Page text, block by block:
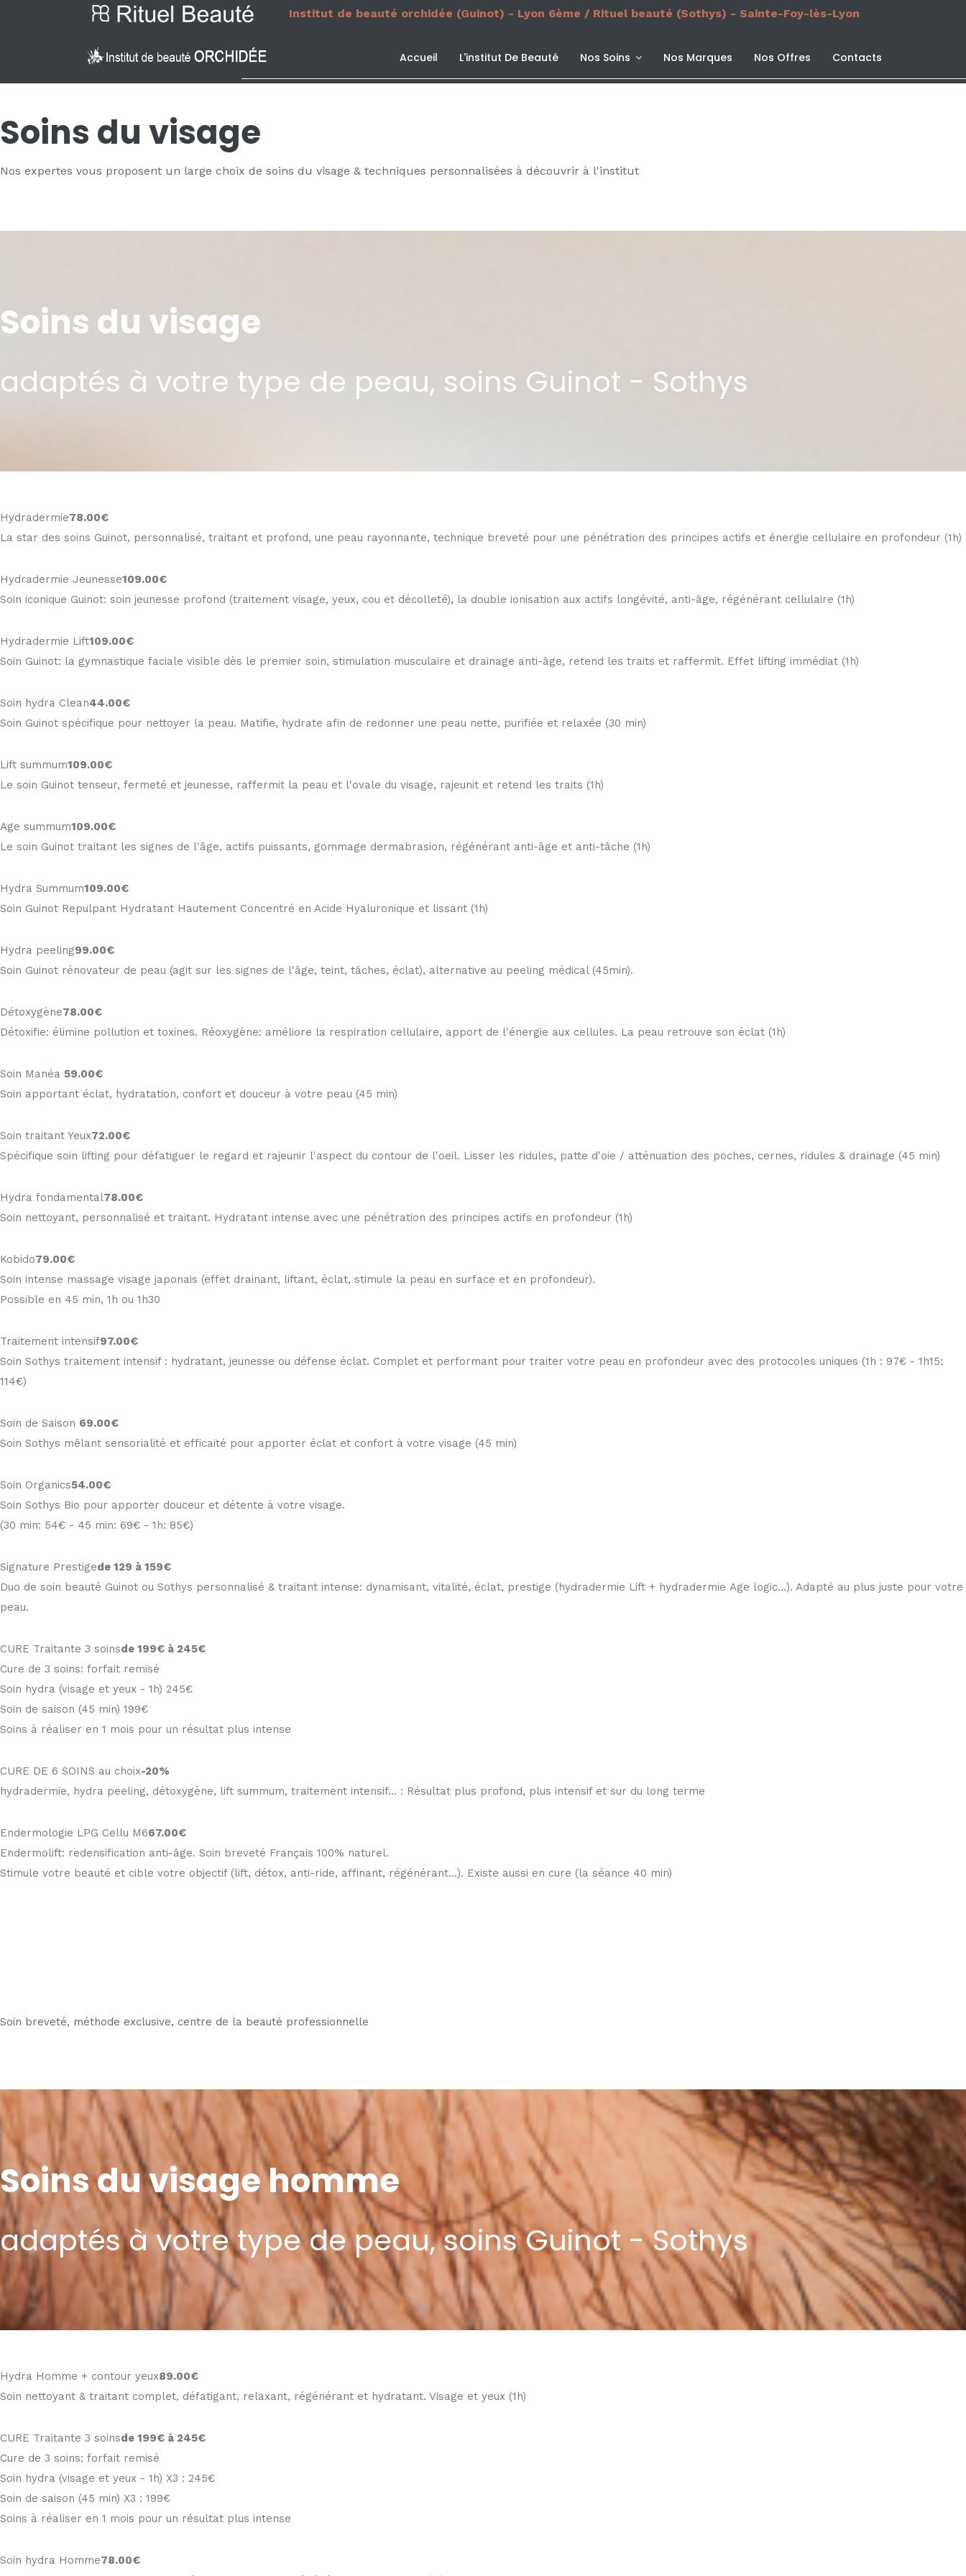
Institut de beauté orchidée (Guinot) - Lyon 6ème / Rituel beauté (Sothys) - Sainte-Foy-lès-Lyon
Accueil L'institut De Beauté Nos Soins Nos Marques Nos Offres Contacts
Soins du visage
Nos expertes vous proposent un large choix de soins du visage & techniques personnalisées à découvrir à l'institut
Soins du visage
adaptés à votre type de peau, soins Guinot - Sothys
Hydradermie78.00€
La star des soins Guinot, personnalisé, traitant et profond, une peau rayonnante, technique breveté pour une pénétration des principes actifs et énergie cellulaire en profondeur (1h)
Hydradermie Jeunesse109.00€
Soin iconique Guinot: soin jeunesse profond (traitement visage, yeux, cou et décolleté), la double ionisation aux actifs longévité, anti-âge, régénérant cellulaire (1h)
Hydradermie Lift109.00€
Soin Guinot: la gymnastique faciale visible dès le premier soin, stimulation musculaire et drainage anti-âge, retend les traits et raffermit. Effet lifting immédiat (1h)
Soin hydra Clean44.00€
Soin Guinot spécifique pour nettoyer la peau. Matifie, hydrate afin de redonner une peau nette, purifiée et relaxée (30 min)
Lift summum109.00€
Le soin Guinot tenseur, fermeté et jeunesse, raffermit la peau et l'ovale du visage, rajeunit et retend les traits (1h)
Age summum109.00€
Le soin Guinot traitant les signes de l'âge, actifs puissants, gommage dermabrasion, régénérant anti-âge et anti-tâche (1h)
Hydra Summum109.00€
Soin Guinot Repulpant Hydratant Hautement Concentré en Acide Hyaluronique et lissant (1h)
Hydra peeling99.00€
Soin Guinot rénovateur de peau (agit sur les signes de l'âge, teint, tâches, éclat), alternative au peeling médical (45min).
Détoxygène78.00€
Détoxifie: élimine pollution et toxines. Réoxygène: améliore la respiration cellulaire, apport de l'énergie aux cellules. La peau retrouve son éclat (1h)
Soin Manéa 59.00€
Soin apportant éclat, hydratation, confort et douceur à votre peau (45 min)
Soin traitant Yeux72.00€
Spécifique soin lifting pour défatiguer le regard et rajeunir l'aspect du contour de l'oeil. Lisser les ridules, patte d'oie / atténuation des poches, cernes, ridules & drainage (45 min)
Hydra fondamental78.00€
Soin nettoyant, personnalisé et traitant. Hydratant intense avec une pénétration des principes actifs en profondeur (1h)
Kobido79.00€
Soin intense massage visage japonais (effet drainant, liftant, éclat, stimule la peau en surface et en profondeur).
Possible en 45 min, 1h ou 1h30
Traitement intensif97.00€
Soin Sothys traitement intensif : hydratant, jeunesse ou défense éclat. Complet et performant pour traiter votre peau en profondeur avec des protocoles uniques (1h : 97€ - 1h15:
114€)
Soin de Saison 69.00€
Soin Sothys mêlant sensorialité et efficaité pour apporter éclat et confort à votre visage (45 min)
Soin Organics54.00€
Soin Sothys Bio pour apporter douceur et détente à votre visage.
(30 min: 54€ - 45 min: 69€ - 1h: 85€)
Signature Prestigede 129 à 159€
Duo de soin beauté Guinot ou Sothys personnalisé & traitant intense: dynamisant, vitalité, éclat, prestige (hydradermie Lift + hydradermie Age logic...). Adapté au plus juste pour votre
peau.
CURE Traitante 3 soinsde 199€ à 245€
Cure de 3 soins: forfait remisé
Soin hydra (visage et yeux - 1h) 245€
Soin de saison (45 min) 199€
Soins à réaliser en 1 mois pour un résultat plus intense
CURE DE 6 SOINS au choix-20%
hydradermie, hydra peeling, détoxygène, lift summum, traitement intensif... : Résultat plus profond, plus intensif et sur du long terme
Endermologie LPG Cellu M667.00€
Endermolift: redensification anti-âge. Soin breveté Français 100% naturel.
Stimule votre beauté et cible votre objectif (lift, détox, anti-ride, affinant, régénérant...). Existe aussi en cure (la séance 40 min)
Soin breveté, méthode exclusive, centre de la beauté professionnelle
Soins du visage homme
adaptés à votre type de peau, soins Guinot - Sothys
Hydra Homme + contour yeux89.00€
Soin nettoyant & traitant complet, défatigant, relaxant, régénérant et hydratant. Visage et yeux (1h)
CURE Traitante 3 soinsde 199€ à 245€
Cure de 3 soins: forfait remisé
Soin hydra (visage et yeux - 1h) X3 : 245€
Soin de saison (45 min) X3 : 199€
Soins à réaliser en 1 mois pour un résultat plus intense
Soin hydra Homme78.00€